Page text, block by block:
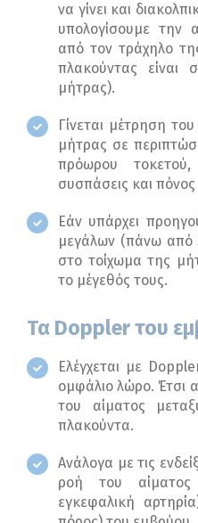
να γίνει και
υπολογίσουμε την
από τον τράχηλο
πλακούντας είναι
μήτρας).
Γίνεται μέτρηση
μήτρας σε
πρόωρου
συσπάσεις και
Εάν υπάρχει
μεγάλων (πάνω από
στο τοίχωμα της
το μέγεθός τους.
Τα Doppler του
Ελέγχεται με
ομφάλιο λώρο. Έτσι
του αίματος
πλακούντα.
Ανάλογα με τις
ροή του
εγκεφαλική